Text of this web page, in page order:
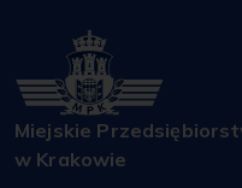
Miejskie
w Krakowie